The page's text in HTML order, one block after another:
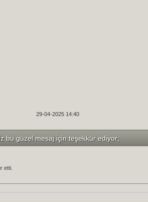
29-04-2025 14:40
bu güzel mesaj için teşekkür ediyor;
etti.